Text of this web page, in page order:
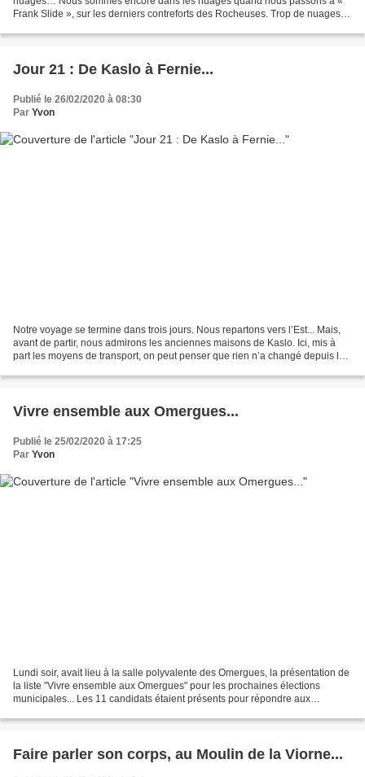
Frank Slide », sur les derniers contreforts des Rocheuses. Trop de nuages
Jour 21 : De Kaslo à Fernie...
Publié le 26/02/2020 à 08:30
Par Yvon
Notre voyage se termine dans trois jours. Nous repartons vers l’Est... Mais,
avant de partir, nous admirons les anciennes maisons de Kaslo. Ici, mis à
part les moyens de transport, on peut penser que rien n’a changé depuis le
Vivre ensemble aux Omergues...
Publié le 25/02/2020 à 17:25
Par Yvon
Lundi soir, avait lieu à la salle polyvalente des Omergues, la présentation de
la liste "Vivre ensemble aux Omergues" pour les prochaines élections
municipales... Les 11 candidats étaient présents pour répondre aux
Faire parler son corps, au Moulin de la Viorne...